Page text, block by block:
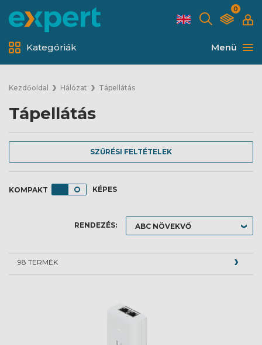
0
Menü
Kategóriák
Kezdőoldal Hálózat Tápellátás
Tápellátás
SZŰRÉSI FELTÉTELEK
KÉPES
RENDEZÉS:
98 TERMÉK